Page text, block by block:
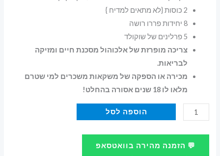
2 כוסות {לא מתאים למדיח }
8 יחידות פררו רושה
5 פרלינים של שוקולד
צריכה מופרזת של אלכוהול מסכנת חיים ומזיקה
לבריאות.
מכירה או הספקה של משקאות משכרים למי שטרם
מלאו לו 18 שנים אסורה בהחלט!
כמות
של
מארז
הוספה לסל
💬 הזמנה מהירה בוואטסאפ